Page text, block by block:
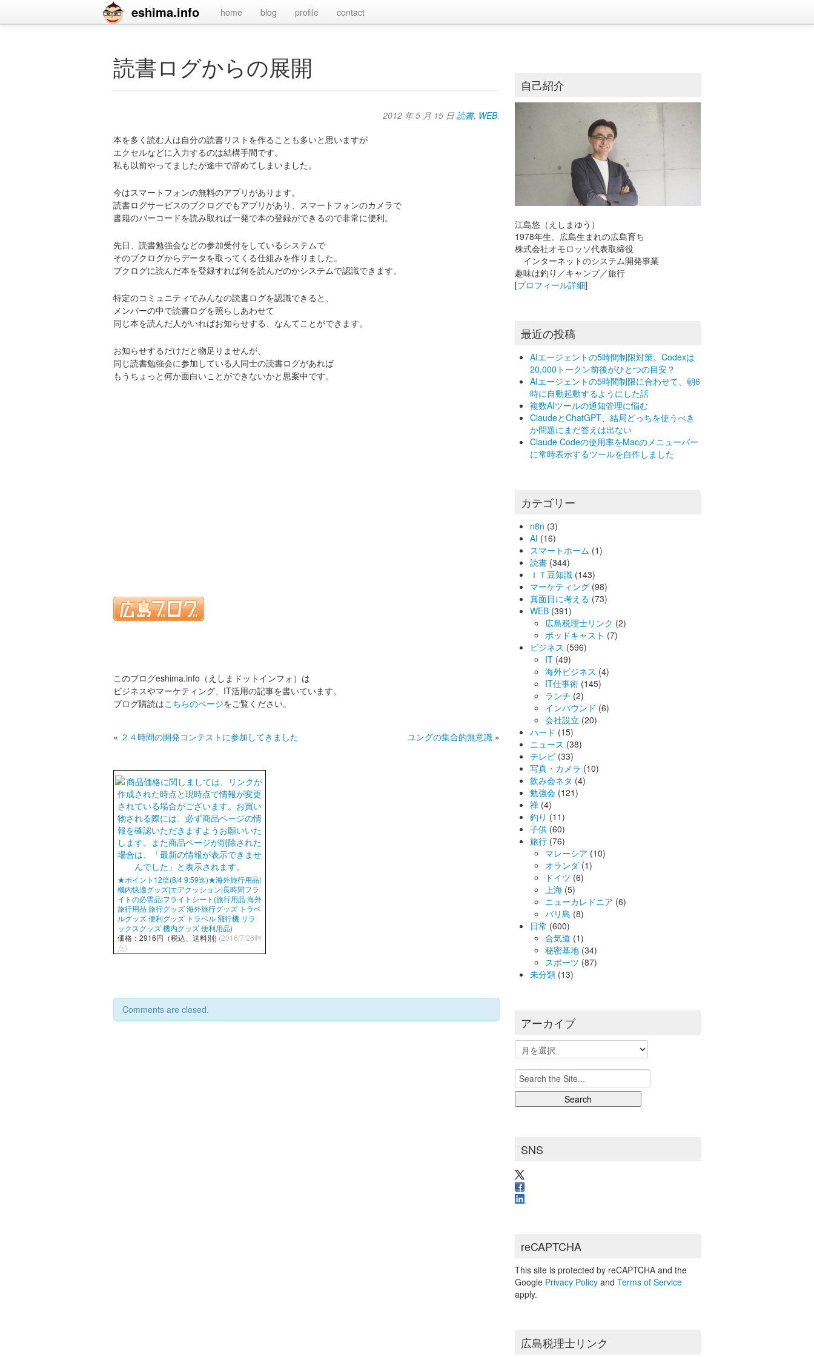
eshima.info home blog profile contact
読書ログからの展開
2012 年 5 月 15 日 読書, WEB.
本を多く読む人は自分の読書リストを作ることも多いと思いますが
エクセルなどに入力するのは結構手間です。
私も以前やってましたが途中で辞めてしまいました。
今はスマートフォンの無料のアプリがあります。
読書ログサービスのブクログでもアプリがあり、スマートフォンのカメラで
書籍のバーコードを読み取れば一発で本の登録ができるので非常に便利。
先日、読書勉強会などの参加受付をしているシステムで
そのブクログからデータを取ってくる仕組みを作りました。
ブクログに読んだ本を登録すれば何を読んだのかシステムで認識できます。
特定のコミュニティでみんなの読書ログを認識できると、
メンバーの中で読書ログを照らしあわせて
同じ本を読んだ人がいればお知らせする、なんてことができます。
お知らせするだけだと物足りませんが、
同じ読書勉強会に参加している人同士の読書ログがあれば
もうちょっと何か面白いことができないかと思案中です。
このブログeshima.info（えしまドットインフォ）は
ビジネスやマーケティング、IT活用の記事を書いています。
ブログ購読はこちらのページをご覧ください。
« ２４時間の開発コンテストに参加してきました ユングの集合的無意識 »
★ポイント12倍(8/4 9:59迄)★海外旅行用品|
機内快適グッズ|エアクッション|長時間フラ
イトの必需品|フライトシート(旅行用品 海外
旅行用品 旅行グッズ 海外旅行グッズ トラベ
ルグッズ 便利グッズ トラベル 飛行機 リラ
ックスグッズ 機内グッズ 便利用品)
価格：2916円（税込、送料別) (2016/7/26時
点)
Comments are closed.
自己紹介
江島悠（えしまゆう）
1978年生。広島生まれの広島育ち
株式会社オモロッソ代表取締役
インターネットのシステム開発事業
趣味は釣り／キャンプ／旅行
[プロフィール詳細]
最近の投稿
AIエージェントの5時間制限対策。Codexは
20,000トークン前後がひとつの目安？
AIエージェントの5時間制限に合わせて、朝6
時に自動起動するようにした話
複数AIツールの通知管理に悩む
ClaudeとChatGPT、結局どっちを使うべき
か問題にまだ答えは出ない
Claude Codeの使用率をMacのメニューバー
に常時表示するツールを自作しました
カテゴリー
n8n (3)
AI (16)
スマートホーム (1)
読書 (344)
ＩＴ豆知識 (143)
マーケティング (98)
真面目に考える (73)
WEB (391)
広島税理士リンク (2)
ポッドキャスト (7)
ビジネス (596)
IT (49)
海外ビジネス (4)
IT仕事術 (145)
ランチ (2)
インバウンド (6)
会社設立 (20)
ハード (15)
ニュース (38)
テレビ (33)
写真・カメラ (10)
飲み会ネタ (4)
勉強会 (121)
禅 (4)
釣り (11)
子供 (60)
旅行 (76)
マレーシア (10)
オランダ (1)
ドイツ (6)
上海 (5)
ニューカレドニア (6)
バリ島 (8)
日常 (600)
合気道 (1)
秘密基地 (34)
スポーツ (87)
未分類 (13)
アーカイブ
ー
カ
イ
ブ
Search
for:
SNS
reCAPTCHA
This site is protected by reCAPTCHA and the
Google Privacy Policy andTerms of Service
apply.
広島税理士リンク